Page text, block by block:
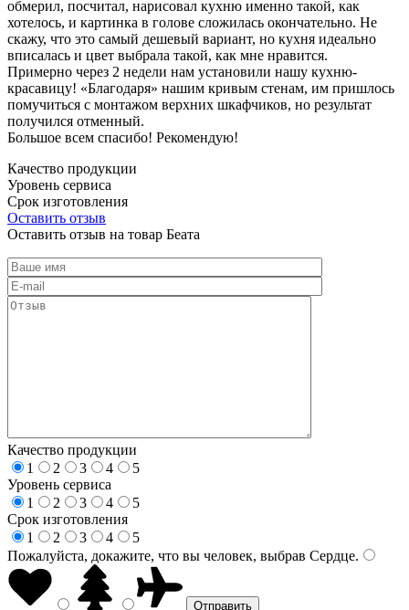
обмерил, посчитал, нарисовал кухню именно такой, как
хотелось, и картинка в голове сложилась окончательно. Не
скажу, что это самый дешевый вариант, но кухня идеально
вписалась и цвет выбрала такой, как мне нравится.
Примерно через 2 недели нам установили нашу кухню-
красавицу! «Благодаря» нашим кривым стенам, им пришлось
помучиться с монтажом верхних шкафчиков, но результат
получился отменный.
Большое всем спасибо! Рекомендую!
Качество продукции
Уровень сервиса
Срок изготовления
Оставить отзыв
Оставить отзыв на товар Беата
Качество продукции
1
2 3 4
5
Уровень сервиса
1
2 3 4
5
Срок изготовления
1
2 3 4
5
Пожалуйста, докажите, что вы человек, выбрав Сердце.